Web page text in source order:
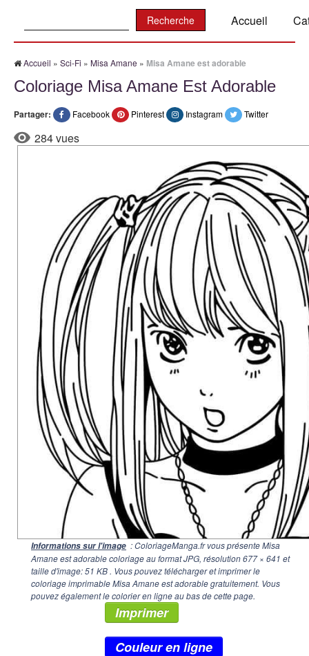
Accueil
Accueil » Sci-Fi » Misa Amane » Misa Amane est adorable
Coloriage Misa Amane Est Adorable
Partager: Facebook Pinterest Instagram Twitter
284 vues
Informations sur l'image : ColoriageManga.fr vous présente Misa
Amane est adorable coloriage au format JPG, résolution677 × 641 et
taille d'image: 51 KB . Vous pouvez télécharger et imprimer le
coloriage imprimable Misa Amane est adorable gratuitement. Vous
pouvez également le colorier en ligne au bas de cette page.
Imprimer
Couleur en ligne